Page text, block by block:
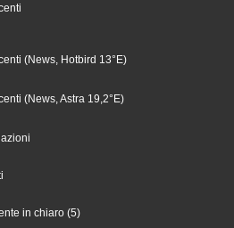
(News, Hotbird 13°E)
(News, Astra 19,2°E)
in chiaro (5)